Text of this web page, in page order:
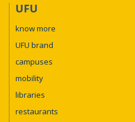
UFU
know more
UFU brand
campuses
mobility
libraries
restaurants